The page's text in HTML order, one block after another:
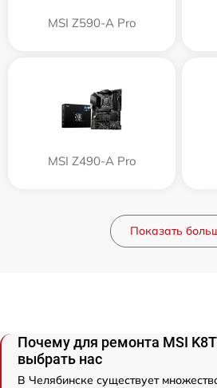
MSI Z590-A Pro
MSI Z490-A Pro
Показать
Почему для ремонта MSI
выбрать нас
В Челябинске существует